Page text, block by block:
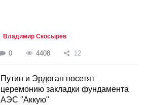
Владимир Скосырев
0 4408 12
Путин и Эрдоган посетят
церемонию закладки фундамента
АЭС "Аккую"